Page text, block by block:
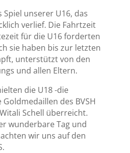
Spiel unserer U16, das
verlief. Die Fahrtzeit
für die U16 forderten
sie haben bis zur letzten
unterstützt von den
und allen Eltern.
die U18 -die
des BVSH
Schell überreicht.
wunderbare Tag und
wir uns auf den